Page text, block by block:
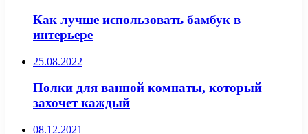
Как лучше использовать бамбук в
интерьере
25.08.2022
Полки для ванной комнаты, который
захочет каждый
08.12.2021